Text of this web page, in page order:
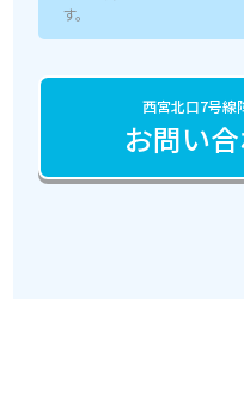
す。
西宮北口7号線
お問い